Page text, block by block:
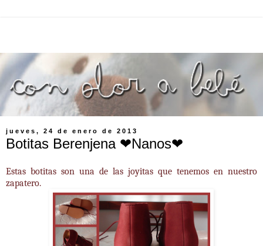
jueves, 24 de enero de 2013
Botitas Berenjena ❤Nanos❤
Estas botitas son una de las joyitas que tenemos en nuestro
zapatero.